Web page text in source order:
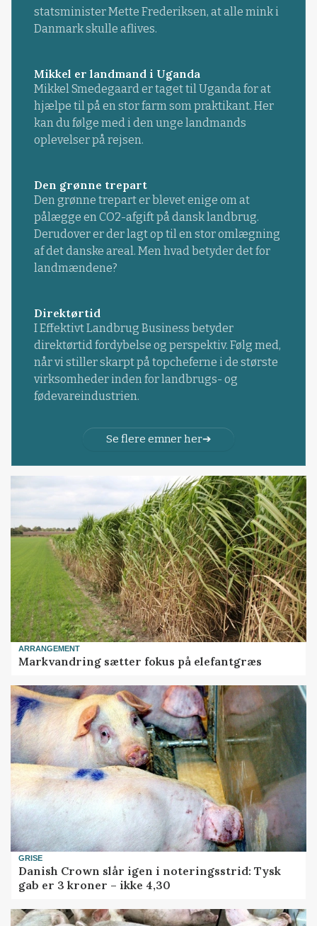
statsminister Mette Frederiksen, at alle mink i
Danmark skulle aflives.
Mikkel er landmand i Uganda
Mikkel Smedegaard er taget til Uganda for at
hjælpe til på en stor farm som praktikant. Her
kan du følge med i den unge landmands
oplevelser på rejsen.
Den grønne trepart
Den grønne trepart er blevet enige om at
pålægge en CO2-afgift på dansk landbrug.
Derudover er der lagt op til en stor omlægning
af det danske areal. Men hvad betyder det for
landmændene?
Direktørtid
I Effektivt Landbrug Business betyder
direktørtid fordybelse og perspektiv. Følg med,
når vi stiller skarpt på topcheferne i de største
virksomheder inden for landbrugs- og
fødevareindustrien.
Se flere emner her
ARRANGEMENT
Markvandring sætter fokus på elefantgræs
GRISE
Danish Crown slår igen i noteringsstrid: Tysk
gab er 3 kroner – ikke 4,30